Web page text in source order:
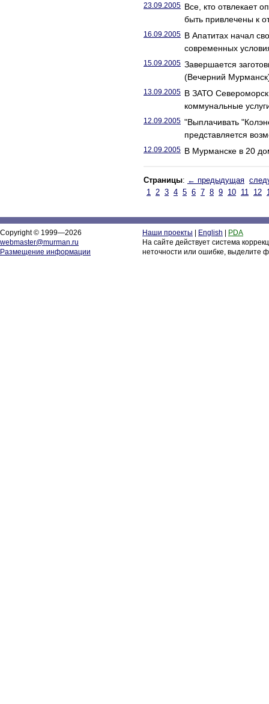
23.09.2005 Все, кто отвлекает
быть привлечены к
16.09.2005 В Апатитах начал
современных
15.09.2005 Завершается
(Вечерний
13.09.2005 В ЗАТО
коммунальные
12.09.2005 "Выплачивать
представляется
12.09.2005 В Мурманске в 20
Страницы: ← предыдущая
1 2 3 4 5 6 7 8 9 10 11 12
Copyright © 1999—2026
webmaster@murman.ru
Размещение информации
Наши проекты English
PDA
На сайте действует система
неточности или ошибке, выделите